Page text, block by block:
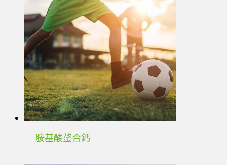
胺基酸螯合鈣